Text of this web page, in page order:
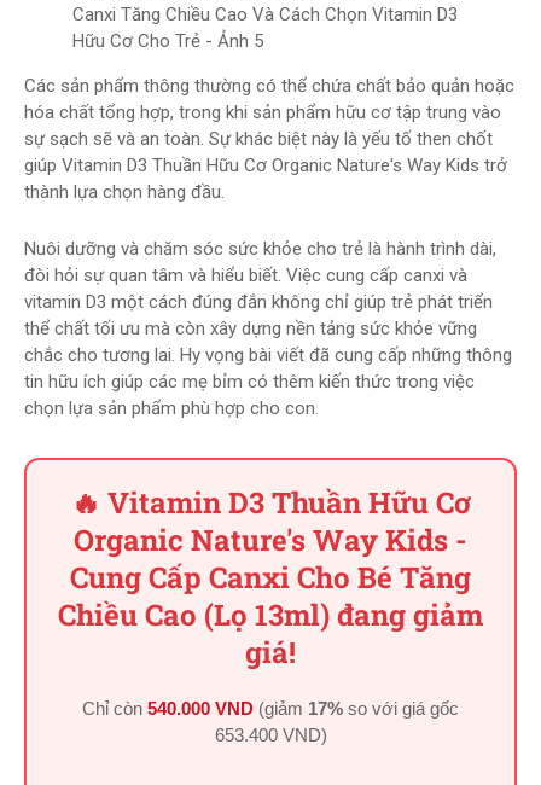
Canxi Tăng Chiều Cao Và Cách Chọn Vitamin D3
Hữu Cơ Cho Trẻ - Ảnh 5
Các sản phẩm thông thường có thể chứa chất bảo quản hoặc
hóa chất tổng hợp, trong khi sản phẩm hữu cơ tập trung vào
sự sạch sẽ và an toàn. Sự khác biệt này là yếu tố then chốt
giúp Vitamin D3 Thuần Hữu Cơ Organic Nature's Way Kids trở
thành lựa chọn hàng đầu.
Nuôi dưỡng và chăm sóc sức khỏe cho trẻ là hành trình dài,
đòi hỏi sự quan tâm và hiểu biết. Việc cung cấp canxi và
vitamin D3 một cách đúng đắn không chỉ giúp trẻ phát triển
thể chất tối ưu mà còn xây dựng nền tảng sức khỏe vững
chắc cho tương lai. Hy vọng bài viết đã cung cấp những thông
tin hữu ích giúp các mẹ bỉm có thêm kiến thức trong việc
chọn lựa sản phẩm phù hợp cho con.
🔥 Vitamin D3 Thuần Hữu Cơ
Organic Nature's Way Kids -
Cung Cấp Canxi Cho Bé Tăng
Chiều Cao (Lọ 13ml) đang giảm
giá!
Chỉ còn 540.000 VND (giảm 17% so với giá gốc
653.400 VND)